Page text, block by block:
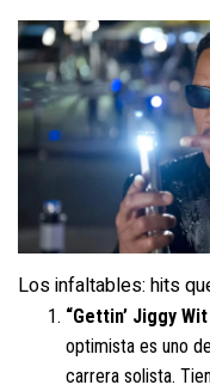
Los infaltables: hits
“Gettin’ Jiggy
optimista es uno
carrera solista.